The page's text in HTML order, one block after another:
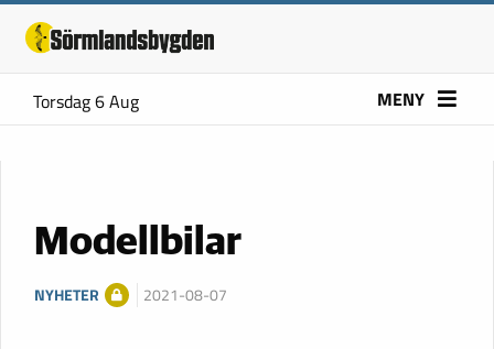
Torsdag 6 Aug MENY
Modellbilar
NYHETER 2021-08-07